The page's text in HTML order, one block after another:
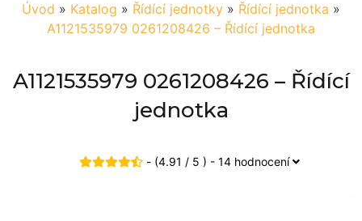
Úvod » Katalog » Řídící jednotky » Řídící jednotka »
A1121535979 0261208426 – Řídící jednotka
A1121535979 0261208426 – Řídící
jednotka
- (4.91 / 5 ) - 14 hodnocení